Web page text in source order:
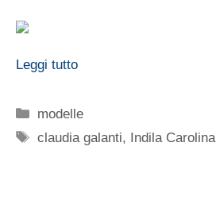
Leggi tutto
Categorie
modelle
Tag
claudia galanti, Indila Carolina